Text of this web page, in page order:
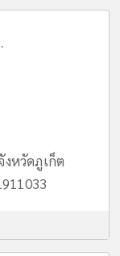
งหวัดภูเก็ต